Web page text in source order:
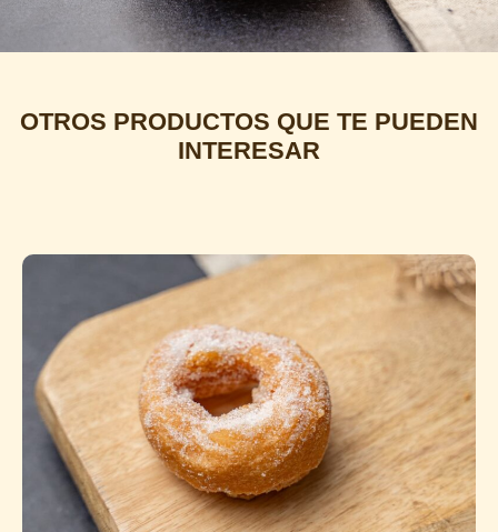
OTROS PRODUCTOS QUE TE PUEDEN
INTERESAR